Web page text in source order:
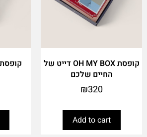
קופסת OH MY BOX דייט של
החיים שלכם
₪320
Add to cart